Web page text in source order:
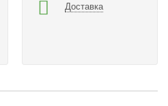
Доставка